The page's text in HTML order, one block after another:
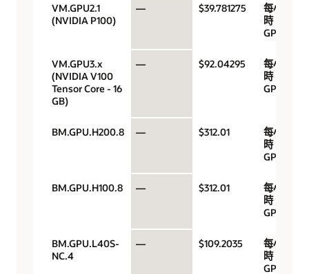
VM.GPU2.1
(NVIDIA P100)
— $39.781275
每小
時
GPU
VM.GPU3.x
(NVIDIA V100
Tensor Core - 16
GB)
— $92.04295
每小
時
GPU
BM.GPU.H200.8 — $312.01
每小
時
GPU
BM.GPU.H100.8 — $312.01
每小
時
GPU
BM.GPU.L40S-
NC.4
— $109.2035
每小
時
GPU